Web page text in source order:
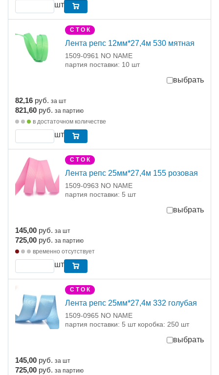
шт
С Т О К
Лента репс 12мм*27,4м 530 мятная
1509-0961 NO NAME
партия поставки: 10 шт
выбрать
82,16 руб. за шт
821,60 руб. за партию
в достаточном количестве
шт
С Т О К
Лента репс 25мм*27,4м 155 розовая
1509-0963 NO NAME
партия поставки: 5 шт
выбрать
145,00 руб. за шт
725,00 руб. за партию
временно отсутствует
шт
С Т О К
Лента репс 25мм*27,4м 332 голубая
1509-0965 NO NAME
партия поставки: 5 шт коробка: 250 шт
выбрать
145,00 руб. за шт
725,00 руб. за партию